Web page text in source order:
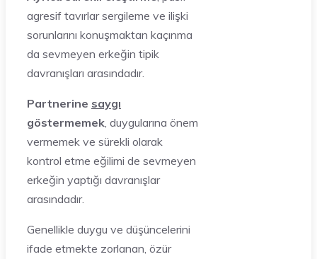
agresif tavırlar sergileme ve ilişki
sorunlarını konuşmaktan kaçınma
da sevmeyen erkeğin tipik
davranışları arasındadır.
Partnerine saygı
göstermemek , duygularına önem
vermemek ve sürekli olarak
kontrol etme eğilimi de sevmeyen
erkeğin yaptığı davranışlar
arasındadır.
Genellikle duygu ve düşüncelerini
ifade etmekte zorlanan, özür